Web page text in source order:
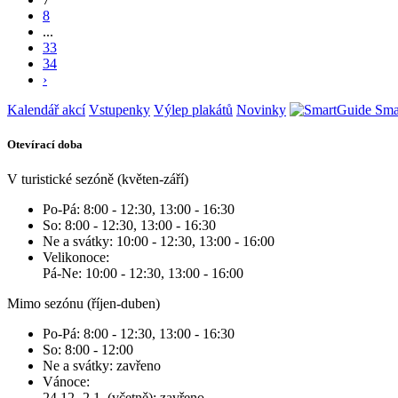
8
...
33
34
›
Kalendář akcí Vstupenky Výlep plakátů Novinky
Otevírací doba
V turistické sezóně (květen-září)
Po-Pá: 8:00 - 12:30, 13:00 - 16:30
So: 8:00 - 12:30, 13:00 - 16:30
Ne a svátky: 10:00 - 12:30, 13:00 - 16:00
Velikonoce:
Pá-Ne: 10:00 - 12:30, 13:00 - 16:00
Mimo sezónu (říjen-duben)
Po-Pá: 8:00 - 12:30, 13:00 - 16:30
So: 8:00 - 12:00
Ne a svátky: zavřeno
Vánoce: